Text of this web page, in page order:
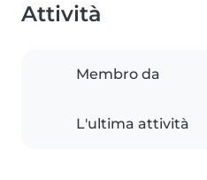
Attività
Membro da
L'ultima attività